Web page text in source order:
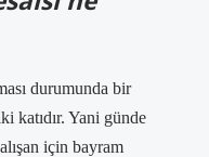
durumunda bir
katıdır. Yani günde
için bayram